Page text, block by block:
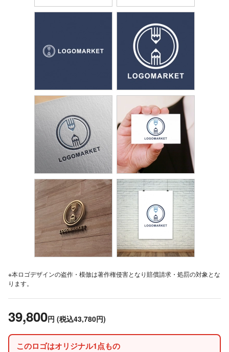
※本ロゴデザインの盗作・模倣は著作権侵害となり賠償請求・処罰の対象とな
ります。
39,800円 (税込43,780円)
このロゴはオリジナル1点もの